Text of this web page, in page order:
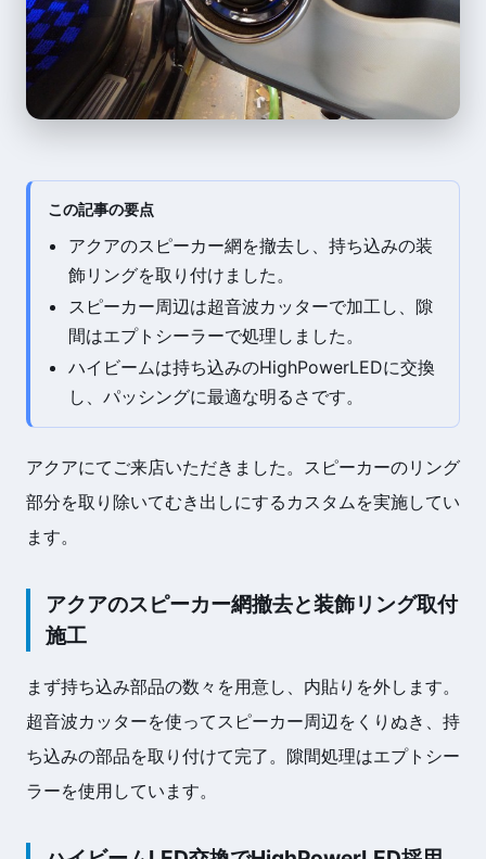
この記事の要点
アクアのスピーカー網を撤去し、持ち込みの装
飾リングを取り付けました。
スピーカー周辺は超音波カッターで加工し、隙
間はエプトシーラーで処理しました。
ハイビームは持ち込みのHighPowerLEDに交換
し、パッシングに最適な明るさです。
アクアにてご来店いただきました。スピーカーのリング
部分を取り除いてむき出しにするカスタムを実施してい
ます。
アクアのスピーカー網撤去と装飾リング取付
施工
まず持ち込み部品の数々を用意し、内貼りを外します。
超音波カッターを使ってスピーカー周辺をくりぬき、持
ち込みの部品を取り付けて完了。隙間処理はエプトシー
ラーを使用しています。